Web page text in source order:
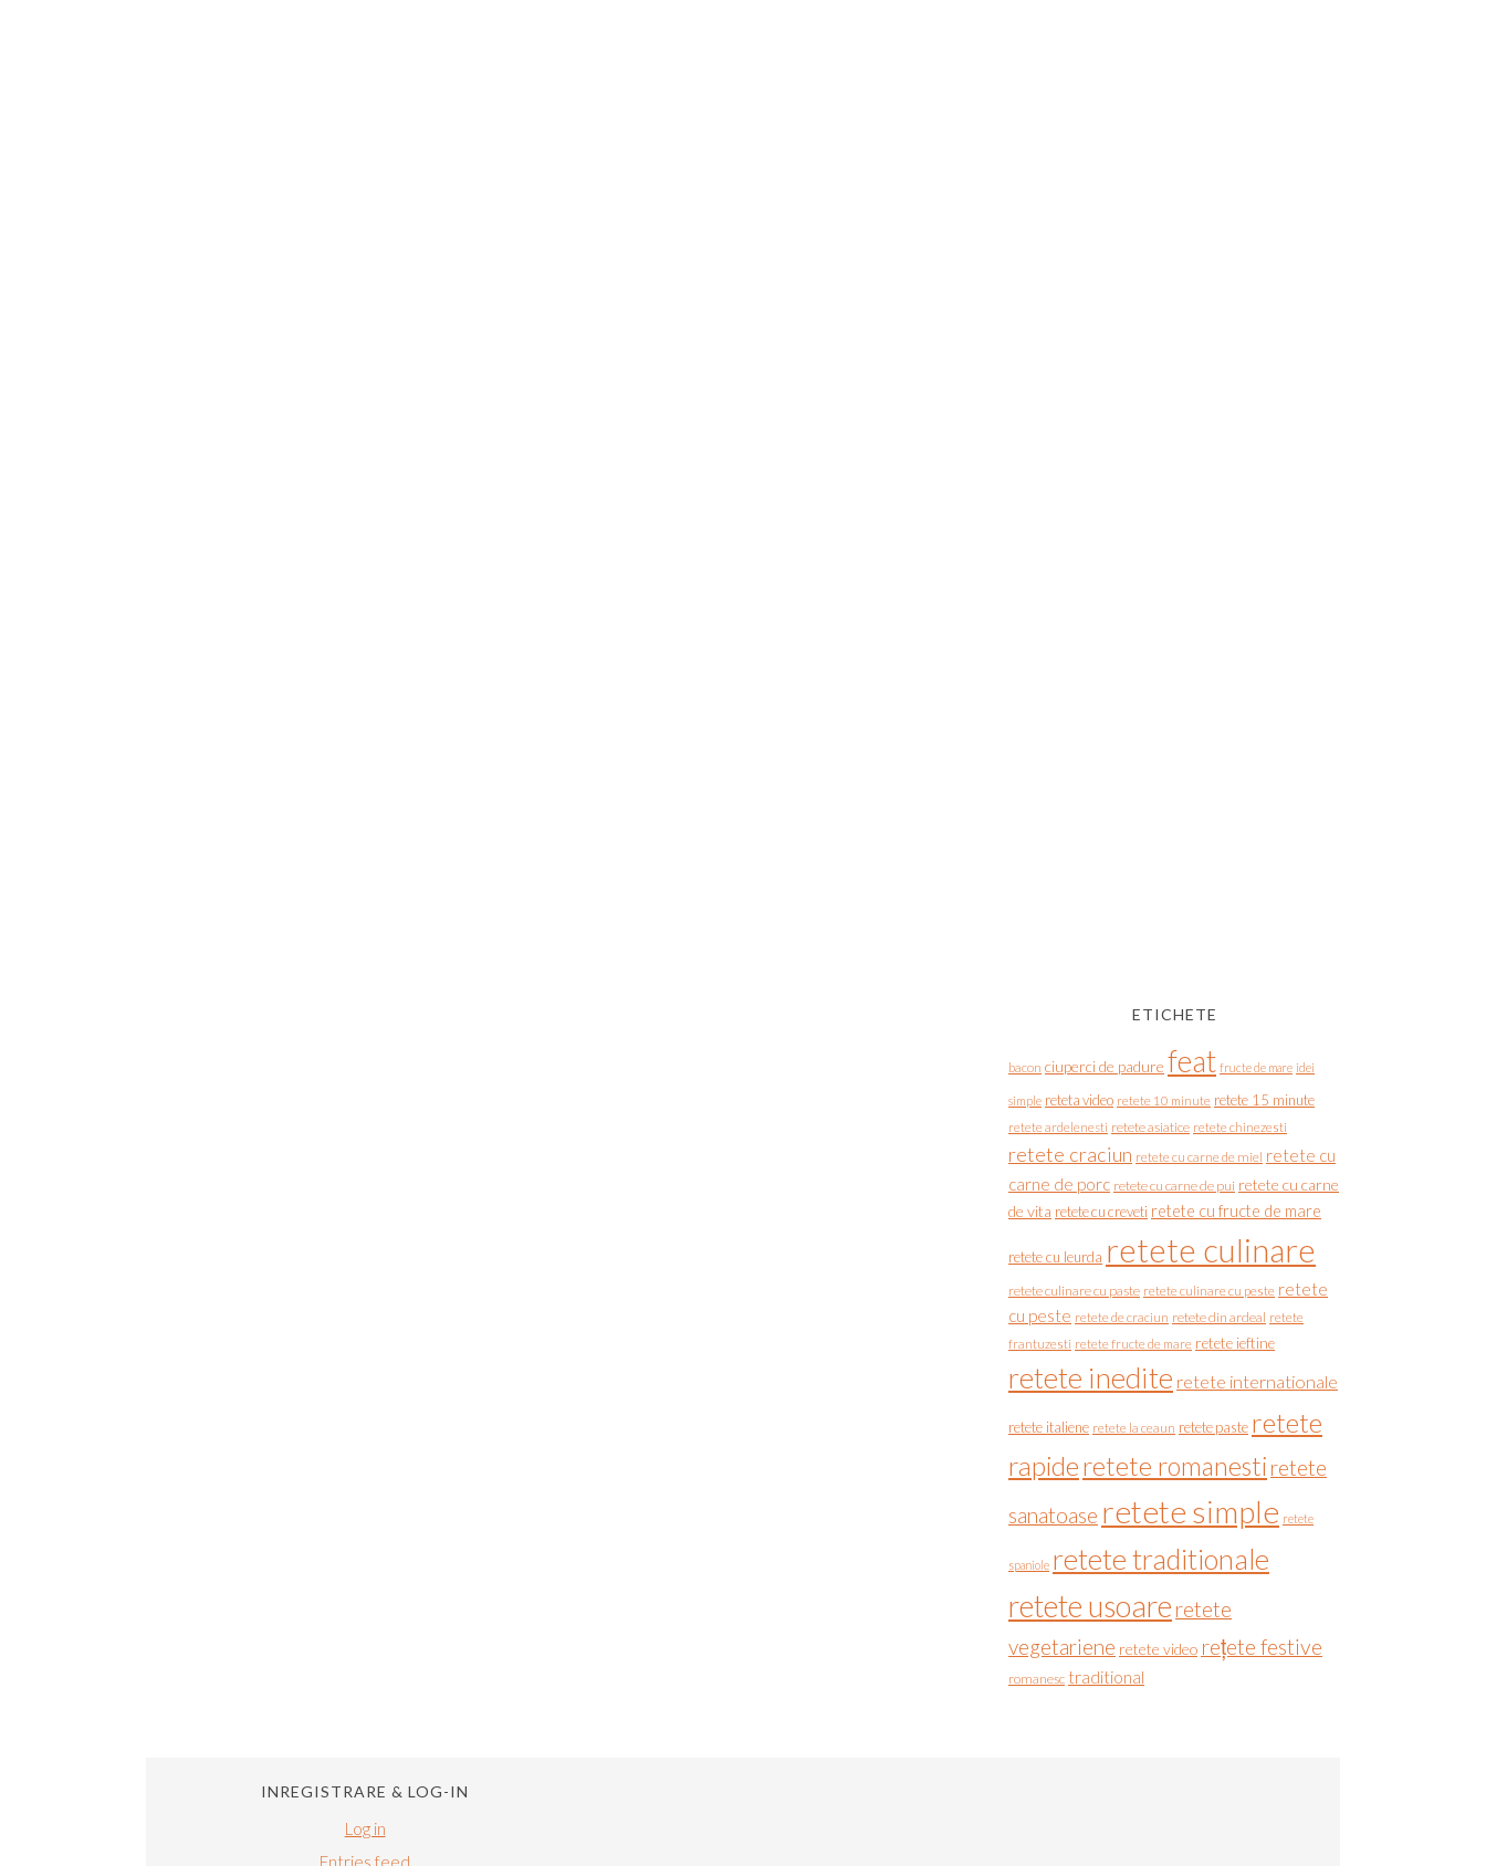
ETICHETE
bacon ciuperci de padure feat fructe de mare idei
simple reteta video retete 10 minute retete 15 minute
retete ardelenesti retete asiatice retete chinezesti
retete craciun retete cu carne de miel retete cu
carne de porc retete cu carne de pui retete cu carne
de vita retete cu creveti retete cu fructe de mare
retete cu leurda retete culinare
retete culinare cu paste retete culinare cu peste retete
cu peste retete de craciun retete din ardeal retete
frantuzesti retete fructe de mare retete ieftine
retete inedite retete internationale
retete italiene retete la ceaun retete paste retete
rapideretete romanesti retete
sanatoase retete simple retete
spaniole retete traditionale
retete usoare retete
vegetariene retete video rețete festive
romanesc traditional
INREGISTRARE & LOG-IN
Log in
Entries feed